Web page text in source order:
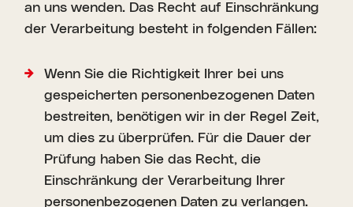
an uns wenden. Das Recht auf Einschränkung
der Verarbeitung besteht in folgenden Fällen:
Wenn Sie die Richtigkeit Ihrer bei uns
gespeicherten personenbezogenen Daten
bestreiten, benötigen wir in der Regel Zeit,
um dies zu überprüfen. Für die Dauer der
Prüfung haben Sie das Recht, die
Einschränkung der Verarbeitung Ihrer
personenbezogenen Daten zu verlangen.